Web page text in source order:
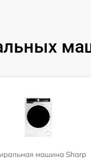
машина Sharp